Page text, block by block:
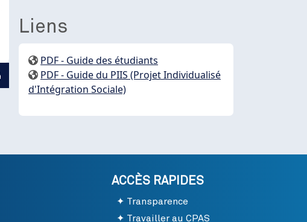
Liens
PDF - Guide des étudiants
PDF - Guide du PIIS (Projet Individualisé
d'Intégration Sociale)
ACCÈS RAPIDES
Transparence
Travailler au CPAS